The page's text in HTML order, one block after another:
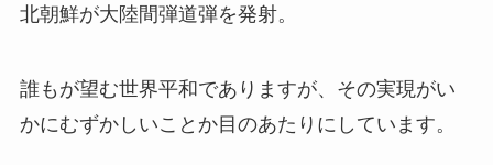
北朝鮮が大陸間弾道弾を発射。
誰もが望む世界平和でありますが、その実現がい
かにむずかしいことか目のあたりにしています。